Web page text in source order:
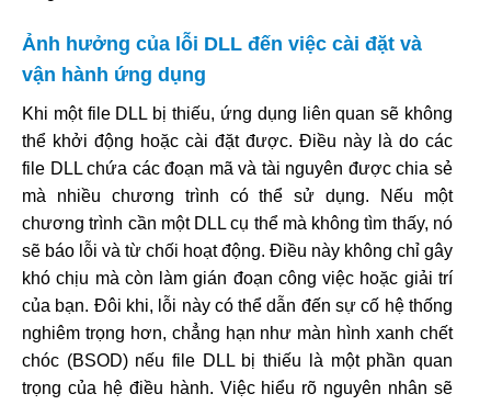
Ảnh hưởng của lỗi DLL đến việc cài đặt và
vận hành ứng dụng
Khi một file DLL bị thiếu, ứng dụng liên quan sẽ không
thể khởi động hoặc cài đặt được. Điều này là do các
file DLL chứa các đoạn mã và tài nguyên được chia sẻ
mà nhiều chương trình có thể sử dụng. Nếu một
chương trình cần một DLL cụ thể mà không tìm thấy, nó
sẽ báo lỗi và từ chối hoạt động. Điều này không chỉ gây
khó chịu mà còn làm gián đoạn công việc hoặc giải trí
của bạn. Đôi khi, lỗi này có thể dẫn đến sự cố hệ thống
nghiêm trọng hơn, chẳng hạn như màn hình xanh chết
chóc (BSOD) nếu file DLL bị thiếu là một phần quan
trọng của hệ điều hành. Việc hiểu rõ nguyên nhân sẽ